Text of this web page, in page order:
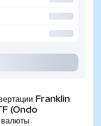
Franklin
(Ondo